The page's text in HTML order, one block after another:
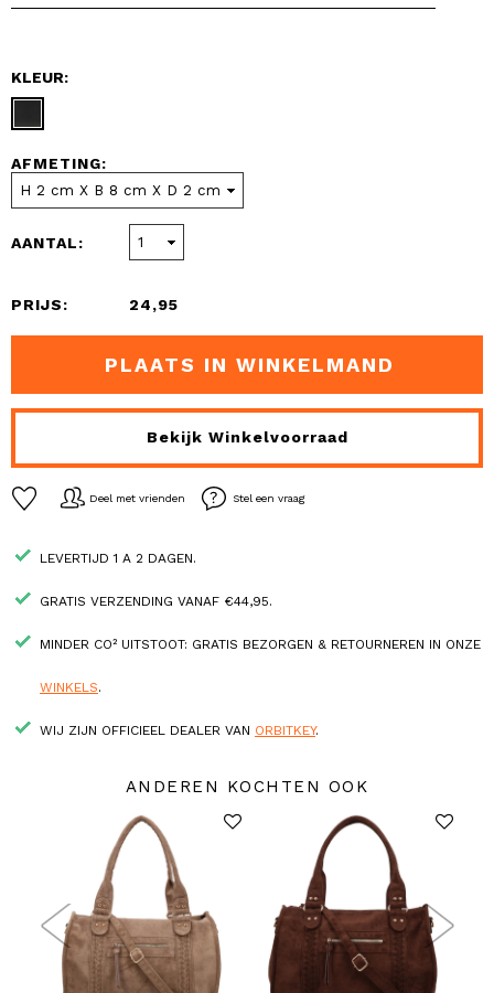
KLEUR:
AFMETING:
AANTAL:
PRIJS: 24,95
PLAATS IN WINKELMAND
Bekijk Winkelvoorraad
Deel met vrienden Stel een vraag
LEVERTIJD 1 A 2 DAGEN.
GRATIS VERZENDING VANAF €44,95.
MINDER CO² UITSTOOT: GRATIS BEZORGEN & RETOURNEREN IN ONZE
WINKELS.
WIJ ZIJN OFFICIEEL DEALER VAN ORBITKEY.
ANDEREN KOCHTEN OOK